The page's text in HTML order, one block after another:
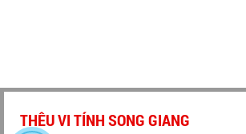
THÊU VI TÍNH SONG GIANG